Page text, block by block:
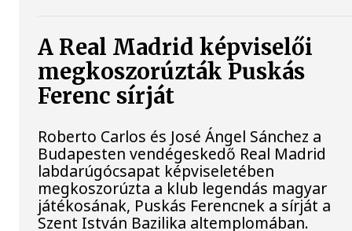
A Real Madrid képviselői
megkoszorúzták Puskás
Ferenc sírját
Roberto Carlos és José Ángel Sánchez a
Budapesten vendégeskedő Real Madrid
labdarúgócsapat képviseletében
megkoszorúzta a klub legendás magyar
játékosának, Puskás Ferencnek a sírját a
Szent István Bazilika altemplomában.